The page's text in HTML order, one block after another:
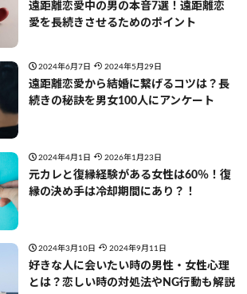
遠距離恋愛中の男の本音7選！遠距離恋
愛を長続きさせるためのポイント
2024年6月7日 2024年5月29日
遠距離恋愛から結婚に繋げるコツは？長
続きの秘訣を男女100人にアンケート
2024年4月1日 2026年1月23日
元カレと復縁経験がある女性は60％！復
縁の決め手は冷却期間にあり？！
2024年3月10日 2024年9月11日
好きな人に会いたい時の男性・女性心理
とは？恋しい時の対処法やNG行動も解説